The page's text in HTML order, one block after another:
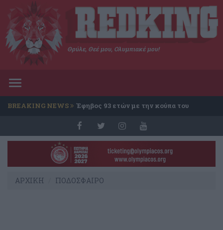
Θρύλε, Θεέ μου, Ολυμπιακέ μου!
Toggle
BREAKING NEWS Έφηβος 93 ετών με την κούπα του
ΑΡΧΙΚΗ ΠΟΔΟΣΦΑΙΡΟ